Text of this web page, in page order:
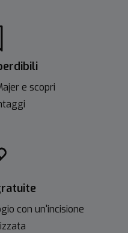
e scopri
con un'incisione